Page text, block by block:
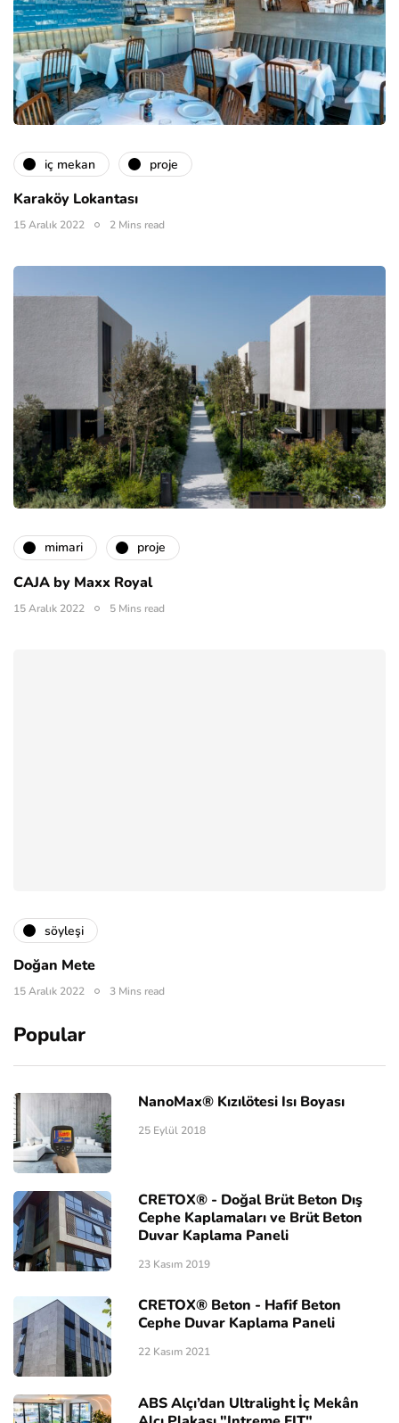
i̇ç mekan proje
Karaköy Lokantası
15 Aralık 2022 2 Mins read
mimari proje
CAJA by Maxx Royal
15 Aralık 2022 5 Mins read
söyleşi
Doğan Mete
15 Aralık 2022 3 Mins read
Popular
NanoMax® Kızılötesi Isı Boyası
25 Eylül 2018
CRETOX® - Doğal Brüt Beton Dış
Cephe Kaplamaları ve Brüt Beton
Duvar Kaplama Paneli
23 Kasım 2019
CRETOX® Beton - Hafif Beton
Cephe Duvar Kaplama Paneli
22 Kasım 2021
ABS Alçı’dan Ultralight İç Mekân